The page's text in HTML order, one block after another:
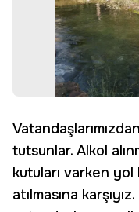
tutsunlar. Alkol
kutuları varken
atılmasına